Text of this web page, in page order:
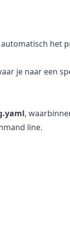
het
je naar een
,
line.